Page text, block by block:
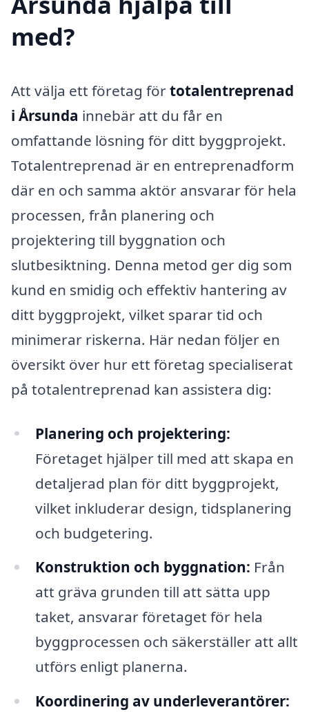
med?
Att välja ett företag förtotalentreprenad
i Årsunda innebär att du får en
omfattande lösning för ditt byggprojekt.
Totalentreprenad är en entreprenadform
där en och samma aktör ansvarar för hela
processen, från planering och
projektering till byggnation och
slutbesiktning. Denna metod ger dig som
kund en smidig och effektiv hantering av
ditt byggprojekt, vilket sparar tid och
minimerar riskerna. Här nedan följer en
översikt över hur ett företag specialiserat
på totalentreprenad kan assistera dig:
Planering och projektering:
Företaget hjälper till med att skapa en
detaljerad plan för ditt byggprojekt,
vilket inkluderar design, tidsplanering
och budgetering.
Konstruktion och byggnation: Från
att gräva grunden till att sätta upp
taket, ansvarar företaget för hela
byggprocessen och säkerställer att allt
utförs enligt planerna.
Koordinering av underleverantörer: